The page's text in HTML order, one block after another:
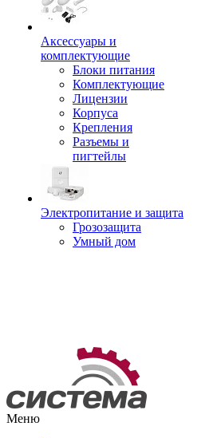
Аксессуары и
комплектующие
Блоки питания
Комплектующие
Лицензии
Корпуса
Крепления
Разъемы и
пигтейлы
Электропитание и защита
Грозозащита
Умный дом
Меню